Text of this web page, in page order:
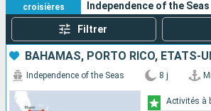
Rechercher
croisières
Independence of the
Filtrer
BAHAMAS, PORTO RICO, ÉTATS-
Independence of the Seas 8 j
Activités à